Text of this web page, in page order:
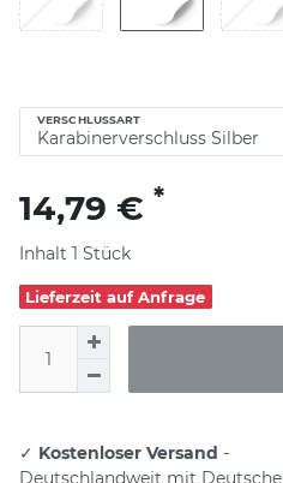
VERSCHLUSSART
14,79 € *
Inhalt 1 Stück
Lieferzeit auf Anfrage
✓ Kostenloser Versand -
Deutschlandweit mit Deutsche